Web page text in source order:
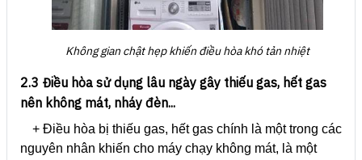
Không gian chật hẹp khiến điều hòa khó tản nhiệt
2.3 Điều hòa sử dụng lâu ngày gây thiếu gas, hết gas
nên không mát, nháy đèn...
+ Điều hòa bị thiếu gas, hết gas chính là một trong các
nguyên nhân khiến cho máy chạy không mát, là một